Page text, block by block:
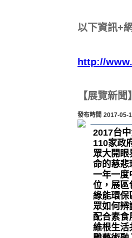
以下資訊+
http://
【展覽新
發布時間 2017-05-
2017台
110家政
眾大開眼
命的慈悲
一年一度
位，展區
綠能環保
眾如何辨
配合素食
維根生活